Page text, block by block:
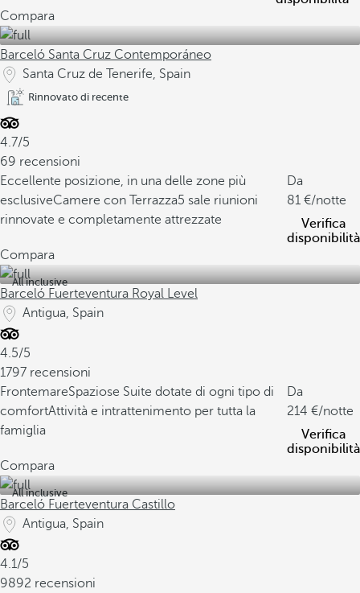
Compara
Barceló Santa Cruz Contemporáneo
Santa Cruz de Tenerife, Spain
Rinnovato di recente
4.7/5
69 recensioni
Eccellente posizione, in una delle zone più
esclusiveCamere con Terrazza5 sale riunioni
rinnovate e completamente attrezzate
Da
81
/notte
Verifica
disponibilità
Compara
All inclusive
Barceló Fuerteventura Royal Level
Antigua, Spain
4.5/5
1797 recensioni
FrontemareSpaziose Suite dotate di ogni tipo di
comfortAttività e intrattenimento per tutta la
famiglia
Da
214
/notte
Verifica
disponibilità
Compara
All inclusive
Barceló Fuerteventura Castillo
Antigua, Spain
4.1/5
9892 recensioni